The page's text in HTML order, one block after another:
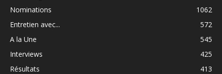
Nominations
1062
Entretien avec...
572
A la Une
545
Interviews
425
Résultats
413